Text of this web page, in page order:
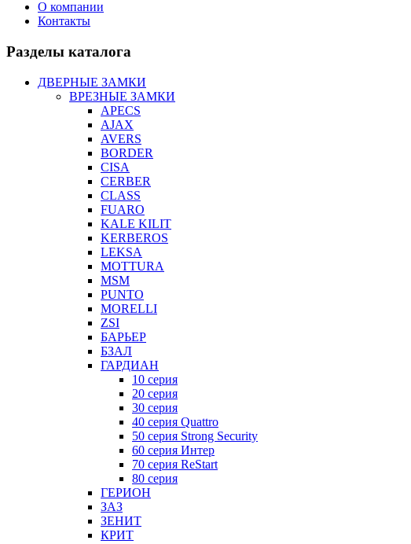
О компании
Контакты
Разделы каталога
ДВЕРНЫЕ ЗАМКИ
ВРЕЗНЫЕ ЗАМКИ
APECS
AJAX
AVERS
BORDER
CISA
CERBER
CLASS
FUARO
KALE KILIT
KERBEROS
LEKSA
MOTTURA
MSM
PUNTO
MORELLI
ZSI
БАРЬЕР
БЗАЛ
ГАРДИАН
10 серия
20 серия
30 серия
40 серия Quattro
50 серия Strong Security
60 серия Интер
70 серия ReStart
80 серия
ГЕРИОН
ЗАЗ
ЗЕНИТ
КРИТ